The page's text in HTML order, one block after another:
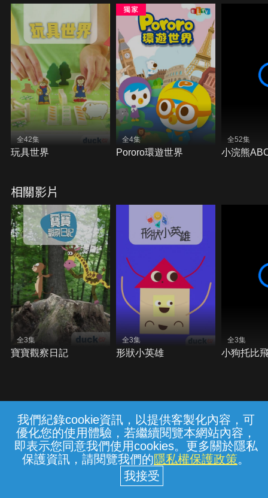
我們紀錄cookie資訊，以提供客製化內容，可
優化您的使用體驗，若繼續閱覽本網站內容，
即表示您同意我們使用cookies。更多關於隱私
保護資訊，請閱覽我們的隱私權保護政策。
全42集
玩具世界
全4集
Pororo環遊世界
全52集
小浣熊
相關影片
全3集
寶寶觀察日記
全3集
形狀小英雄
全3集
小狗托比
常見問題 線上客服 服務條款 隱私權保護
中華電信股份有限公司個人家庭分公司
(統一編號：96979949) © 2026
{{notifyMsg}}